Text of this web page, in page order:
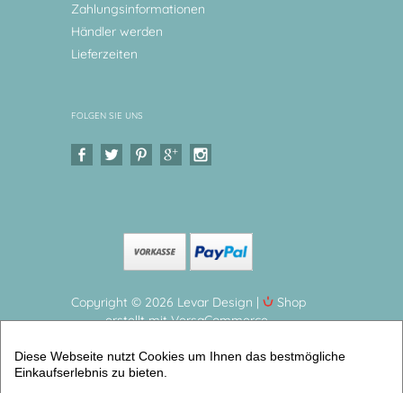
Zahlungsinformationen
Händler werden
Lieferzeiten
FOLGEN SIE UNS
Copyright © 2026 Levar Design |
Shop
erstellt mit VersaCommerce.
Personalisiertes Geschenk für Babys
(Schutzengelbilder Kunstdrucke) | Artikelnummer:
Diese Webseite nutzt Cookies um Ihnen das bestmögliche
Einkaufserlebnis zu bieten.